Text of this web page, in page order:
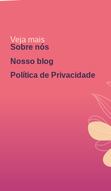
Veja mais
Sobre nós
Nosso blog
Política de Privacidade